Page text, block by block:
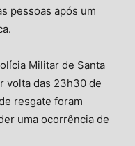
pessoas após um
Militar de Santa
volta das 23h30 de
resgate foram
uma ocorrência de